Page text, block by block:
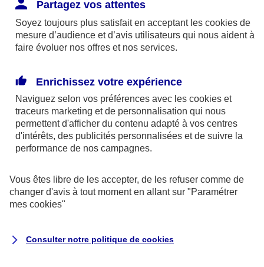
disponibles sur le site axa.fr.
AXA France IARD et AXA France Vie sont
mandataires exclusifs en opérations de
246 et n°13 005 764 (consultable
surwww.orias.fr)
AXA Assistance France Assurances,
S.A au capital de 51 429 430,40 €,
Siège social :
8-10, rue Paul Vaillant Couturier
Partagez vos attentes
Soyez toujours plus satisfait en acceptant les cookies de
mesure d’audience et d’avis utilisateurs qui nous aident à
faire évoluer nos offres et nos services.
Enrichissez votre expérience
Naviguez selon vos préférences avec les cookies et
traceurs marketing et de personnalisation qui nous
permettent d'afficher du contenu adapté à vos centres
d'intérêts, des publicités personnalisées et de suivre la
performance de nos campagnes.
Vous êtes libre de les accepter, de les refuser comme de
changer d'avis à tout moment en allant sur "Paramétrer
mes cookies"
Consulter notre politique de cookies